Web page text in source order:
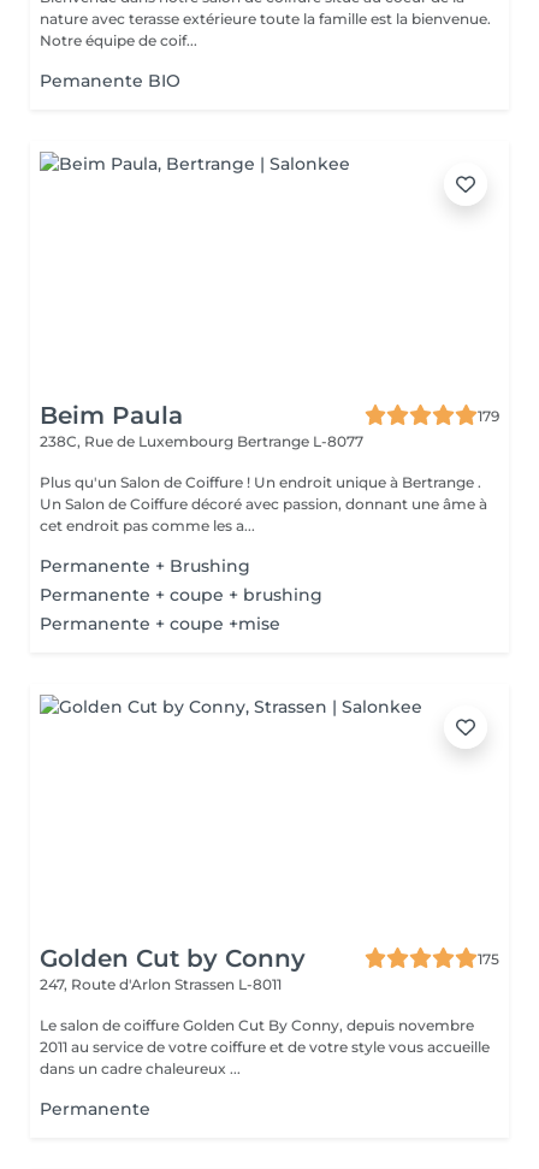
nature avec terasse extérieure toute la famille est la bienvenue.
Notre équipe de coif...
Pemanente BIO
Beim Paula
179
238C, Rue de Luxembourg Bertrange L-8077
Plus qu'un Salon de Coiffure ! Un endroit unique à Bertrange .
Un Salon de Coiffure décoré avec passion, donnant une âme à
cet endroit pas comme les a...
Permanente + Brushing
Permanente + coupe + brushing
Permanente + coupe +mise
Golden Cut by Conny
175
247, Route d'Arlon Strassen L-8011
Le salon de coiffure Golden Cut By Conny, depuis novembre
2011 au service de votre coiffure et de votre style vous accueille
dans un cadre chaleureux ...
Permanente